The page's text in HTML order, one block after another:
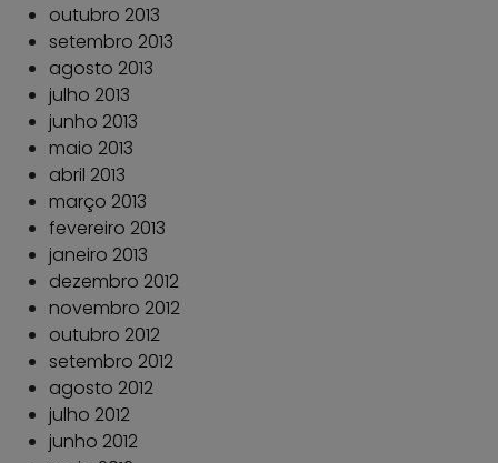
outubro 2013
setembro 2013
agosto 2013
julho 2013
junho 2013
maio 2013
abril 2013
março 2013
fevereiro 2013
janeiro 2013
dezembro 2012
novembro 2012
outubro 2012
setembro 2012
agosto 2012
julho 2012
junho 2012